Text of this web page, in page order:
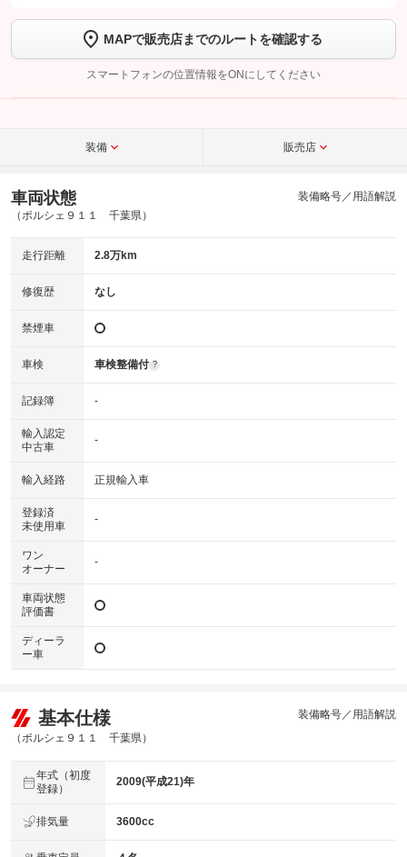
トーク画面で
ボタンをタップして問い合わせを
完了してください。
こちら
MAPで販売店までのルートを確認する
スマートフォンの位置情報をONにしてください
装備 販売店
車両状態
（ポルシェ９１１ 千葉県）
装備略号／用語解説
走行距離 2.8万km
修復歴 なし
禁煙車
車検 車検整備付 ?
記録簿 -
輸入認定
中古車
-
輸入経路 正規輸入車
登録済
未使用車
-
ワン
オーナー
-
車両状態
評価書
ディーラ
ー車
基本仕様
（ポルシェ９１１ 千葉県）
装備略号／用語解説
年式（初度
登録）
2009(平成21)年
排気量 3600cc